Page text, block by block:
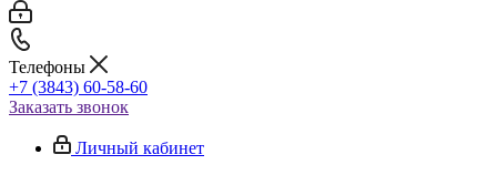
Телефоны
+7 (3843) 60-58-60
Заказать звонок
Личный кабинет